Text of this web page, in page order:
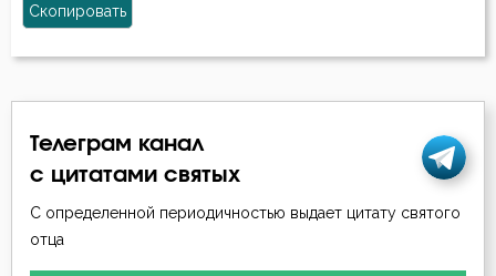
Скопировать
Телеграм канал
с цитатами святых
С определенной периодичностью выдает цитату святого
отца